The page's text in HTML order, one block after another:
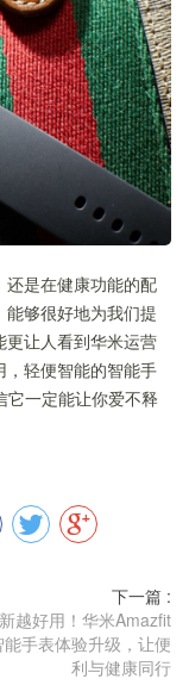
是在健康功能的配
够很好地为我们提
让人看到华米运营
，轻便智能的智能手
它一定能让你爱不释
下一篇 :
越好用！华米Amazfit
手表体验升级，让便
利与健康同行